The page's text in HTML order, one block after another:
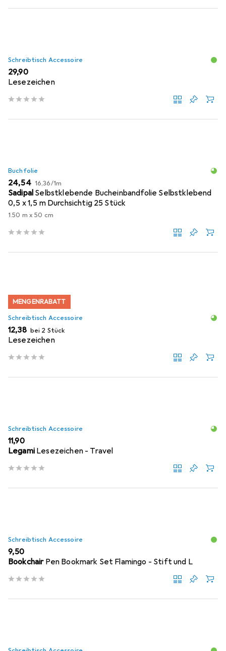
Schreibtisch Accessoire
EUR
29,90
Lesezeichen
Buchfolie
EUR
24,54 EUR
16,36/1m
Sadipal Selbstklebende Bucheinbandfolie Selbstklebend
0,5 x 1,5 m Durchsichtig 25 Stück
1.50 m x 50 cm
MENGENRABATT
Schreibtisch Accessoire
EUR
12,38 bei 2 Stück
Lesezeichen
Schreibtisch Accessoire
EUR
11,90
Legami Lesezeichen - Travel
Schreibtisch Accessoire
EUR
9,50
Bookchair Pen Bookmark Set Flamingo - Stift und L